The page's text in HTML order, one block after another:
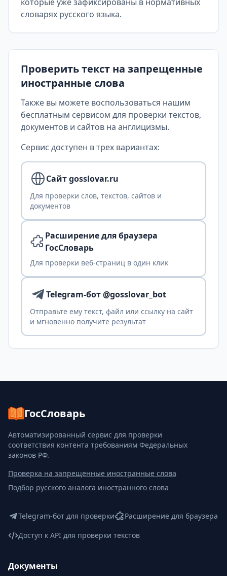
словарях русского языка.
Проверить текст на запрещенные
иностранные слова
Также вы можете воспользоваться нашим
бесплатным сервисом для проверки текстов,
документов и сайтов на англицизмы.
Сервис доступен в трех вариантах:
Сайт gosslovar.ru
Для проверки слов, текстов, сайтов и
документов
Расширение для браузера
ГосСловарь
Для проверки веб-страниц в один клик
Telegram-бот @gosslovar_bot
Отправьте ему текст, файл или ссылку на сайт
и мгновенно получите результат
ГосСловарь
Автоматизированный сервис для проверки
соответствия контента требованиям Федеральных
законов РФ.
Проверка на запрещенные иностранные слова
Подбор русского аналога иностранного слова
Telegram-бот для проверки
Расширение для браузера
Доступ к API для проверки текстов
Документы